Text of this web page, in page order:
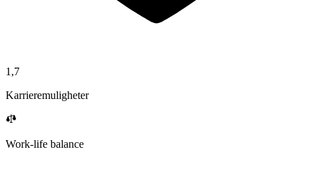
1,7
Karrieremuligheter
Work-life balance